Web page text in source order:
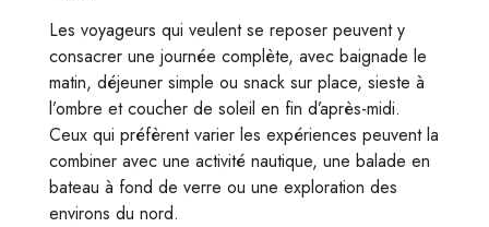
Les voyageurs qui veulent se reposer peuvent y
consacrer une journée complète, avec baignade le
matin, déjeuner simple ou snack sur place, sieste à
l’ombre et coucher de soleil en fin d’après-midi.
Ceux qui préfèrent varier les expériences peuvent la
combiner avec une activité nautique, une balade en
bateau à fond de verre ou une exploration des
environs du nord.